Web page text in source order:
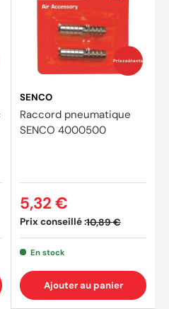
Prix coûtants
SENCO
Raccord pneumatique
SENCO 4000500
Prix conseillé :10,89 €
5,32 €
En stock
Ajouter au panier